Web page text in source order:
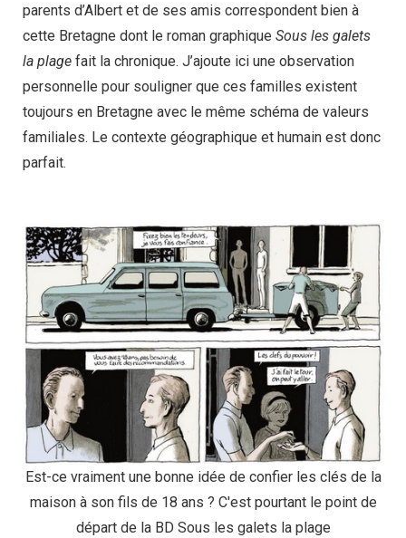
parents d’Albert et de ses amis correspondent bien à
cette Bretagne dont le roman graphique Sous les galets
la plage fait la chronique. J’ajoute ici une observation
personnelle pour souligner que ces familles existent
toujours en Bretagne avec le même schéma de valeurs
familiales. Le contexte géographique et humain est donc
parfait.
Est-ce vraiment une bonne idée de confier les clés de la
maison à son fils de 18 ans ? C'est pourtant le point de
départ de la BD Sous les galets la plage